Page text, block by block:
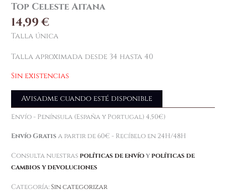
Top Celeste Aitana
14,99€
Talla única
Talla aproximada desde 34 hasta 40
Sin existencias
Avisadme cuando esté disponible
Envío - Península (España y Portugal) 4,50€)
Envío Gratis a partir de 60€ - Recíbelo en 24H/48H
Consulta nuestras políticas de envíoy políticas de
cambios y devoluciones
Categoría:Sin categorizar